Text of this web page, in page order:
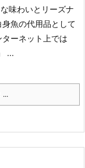
味わいとリーズナ
魚の代用品として
ーネット上では
...
...